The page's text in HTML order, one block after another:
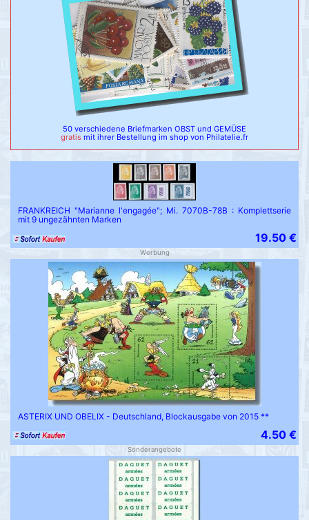
50 verschiedene Briefmarken OBST und GEMÜSE
gratis mit ihrer Bestellung im shop von Philatelie.fr
FRANKREICH "Marianne l'engagée"; Mi. 7070B-78B : Komplettserie
mit 9 ungezähnten Marken
19.50 €
Werbung
ASTERIX UND OBELIX - Deutschland, Blockausgabe von 2015 **
4.50 €
Sonderangebote